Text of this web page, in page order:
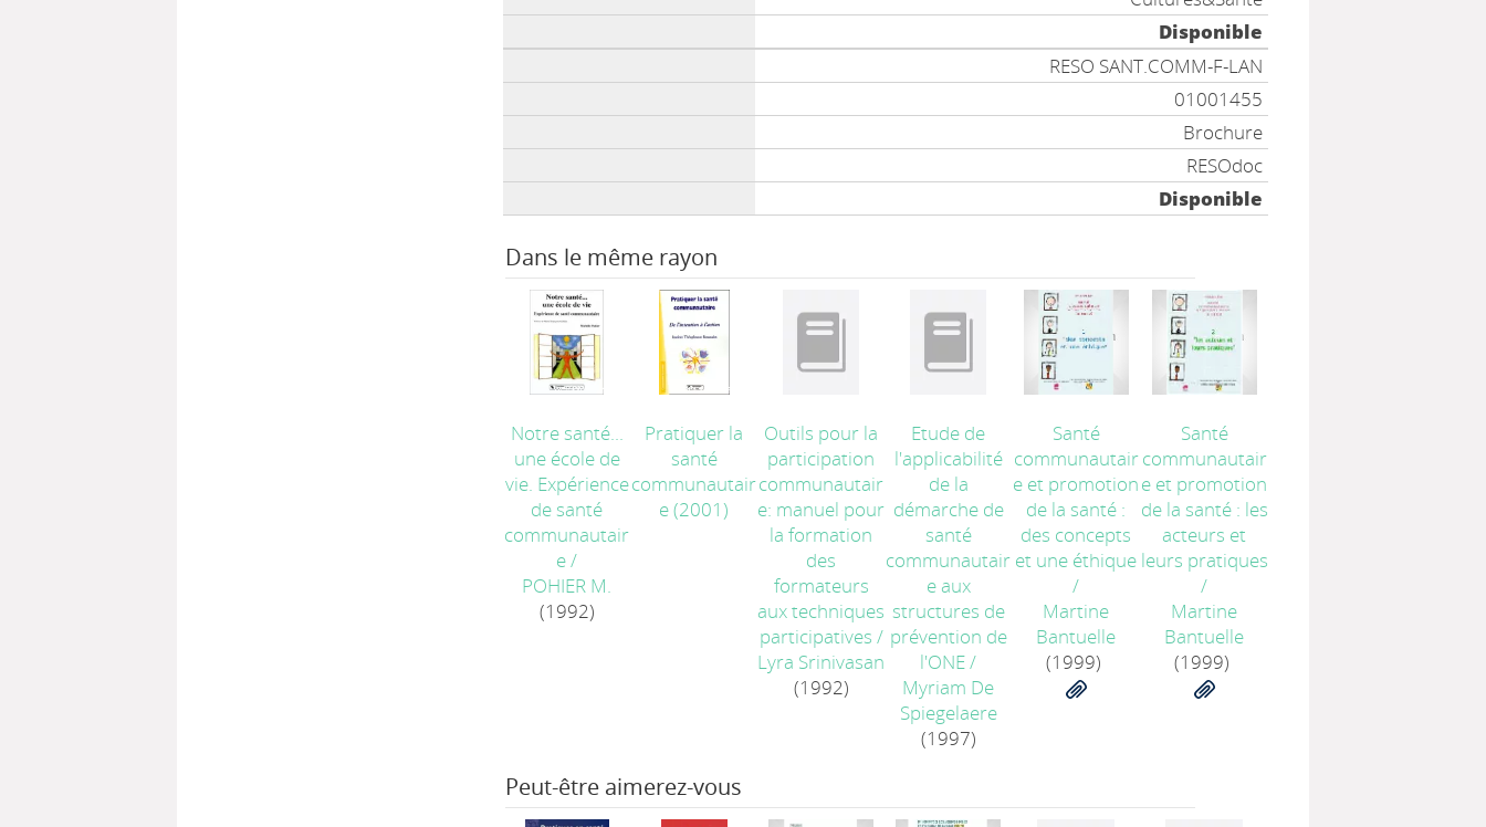
Disponible
RESO SANT.COMM-F-LAN
01001455
Brochure
RESOdoc
Disponible
Dans le même rayon
Notre santé...
une école de
vie. Expérience
de santé
communautair
e/
POHIER M.
(1992)
Pratiquer la
santé
communautair
e(2001)
Outils pour la
participation
communautair
e: manuel pour
la formation
des
formateurs
aux techniques
participatives /
Lyra Srinivasan
(1992)
Etude de
l'applicabilité
de la
démarche de
santé
communautair
e aux
structures de
prévention de
l'ONE/
Myriam De
Spiegelaere
(1997)
Santé
communautair
e et promotion
de la santé :
des concepts
et une éthique
/
Martine
Bantuelle
(1999)
Santé
communautair
e et promotion
de la santé : les
acteurs et
leurs pratiques
/
Martine
Bantuelle
(1999)
Peut-être aimerez-vous